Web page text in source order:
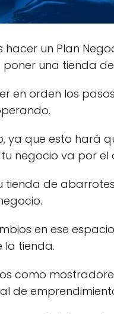
un Plan
una tienda
en orden los
ya que esto hará
negocio va por el
de
en ese
la tienda.
como
de